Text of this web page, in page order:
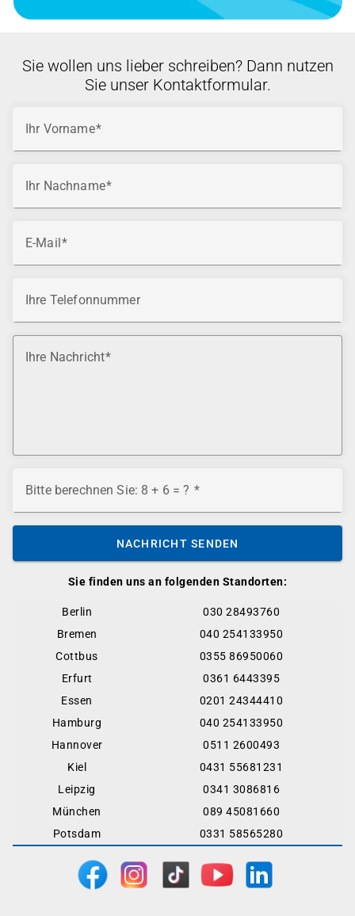
Sie finden uns an folgenden Standorten:
Berlin
030 28493760
Bremen
040 254133950
Cottbus
0355 86950060
Erfurt
0361 6443395
Essen
0201 24344410
Hamburg
040 254133950
Hannover
0511 2600493
Kiel
0431 55681231
Leipzig
0341 3086816
München
089 45081660
Potsdam
0331 58565280
Sie wollen uns lieber schreiben? Dann nutzen
Sie unser Kontaktformular.
Ihr Vorname
Ihr Nachname
E-Mail
Ihre Telefonnummer
Ihre Nachricht
Bitte berechnen Sie: 8 + 6 = ?
NACHRICHT SENDEN